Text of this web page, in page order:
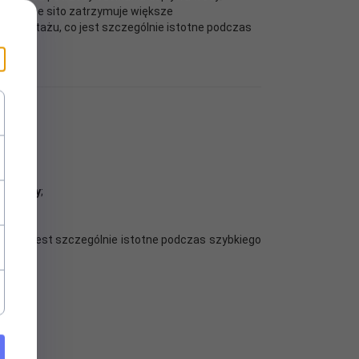
sito zatrzymuje większe
co jest szczególnie istotne podczas
wody;
, co jest szczególnie istotne podczas szybkiego